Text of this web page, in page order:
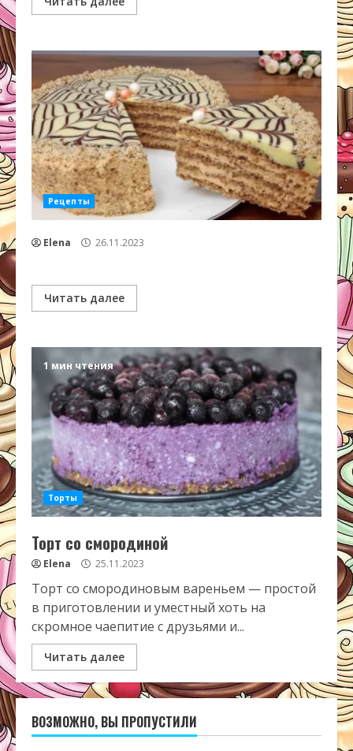
Рецепты
Elena 26.11.2023
Читать далее
1 мин чтения
Торты
Торт со смородиной
Elena 25.11.2023
Торт со смородиновым вареньем — простой
в приготовлении и уместный хоть на
скромное чаепитие с друзьями и...
Читать далее
ВОЗМОЖНО, ВЫ ПРОПУСТИЛИ